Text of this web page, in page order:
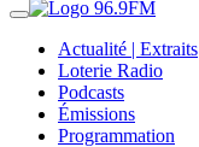
Actualité | Extraits
Loterie Radio
Podcasts
Émissions
Programmation